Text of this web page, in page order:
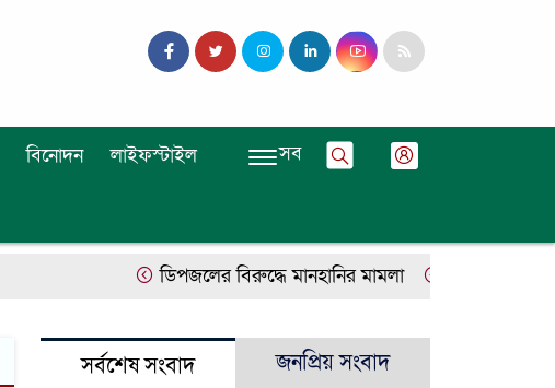
বিনোদন লাইফস্টাইল সব
ডিপজলের বিরুদ্ধে মানহানির মামলা ইউজিসির তিন
সর্বশেষ সংবাদ জনপ্রিয় সংবাদ